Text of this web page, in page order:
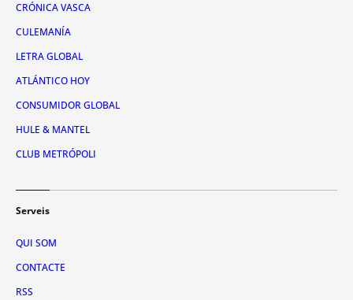
CRÓNICA VASCA
CULEMANÍA
LETRA GLOBAL
ATLÁNTICO HOY
CONSUMIDOR GLOBAL
HULE & MANTEL
CLUB METRÓPOLI
Serveis
QUI SOM
CONTACTE
RSS